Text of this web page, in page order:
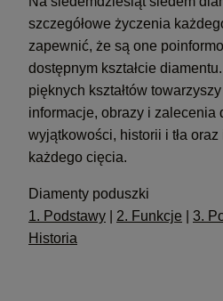
szczegółowe życzenia
zapewnić, że są one
dostępnym kształcie
pięknych kształtów
informacje, obrazy i zalecenia
wyjątkowości, historii i tła
każdego cięcia.
Diamenty poduszki
1. Podstawy
2. Funkcje 3.
Historia